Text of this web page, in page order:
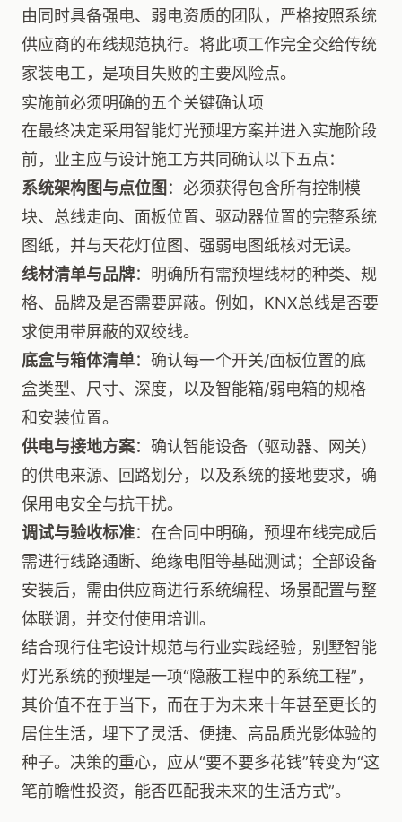
由同时具备强电、弱电资质的团队，严格按照系统
供应商的布线规范执行。将此项工作完全交给传统
家装电工，是项目失败的主要风险点。
实施前必须明确的五个关键确认项
在最终决定采用智能灯光预埋方案并进入实施阶段
前，业主应与设计施工方共同确认以下五点：
系统架构图与点位图 ：必须获得包含所有控制模
块、总线走向、面板位置、驱动器位置的完整系统
图纸，并与天花灯位图、强弱电图纸核对无误。
线材清单与品牌：明确所有需预埋线材的种类、规
格、品牌及是否需要屏蔽。例如，KNX总线是否要
求使用带屏蔽的双绞线。
底盒与箱体清单：确认每一个开关/面板位置的底
盒类型、尺寸、深度，以及智能箱/弱电箱的规格
和安装位置。
供电与接地方案：确认智能设备（驱动器、网关）
的供电来源、回路划分，以及系统的接地要求，确
保用电安全与抗干扰。
调试与验收标准：在合同中明确，预埋布线完成后
需进行线路通断、绝缘电阻等基础测试；全部设备
安装后，需由供应商进行系统编程、场景配置与整
体联调，并交付使用培训。
结合现行住宅设计规范与行业实践经验，别墅智能
灯光系统的预埋是一项“隐蔽工程中的系统工程”，
其价值不在于当下，而在于为未来十年甚至更长的
居住生活，埋下了灵活、便捷、高品质光影体验的
种子。决策的重心，应从“要不要多花钱”转变为“这
笔前瞻性投资，能否匹配我未来的生活方式”。